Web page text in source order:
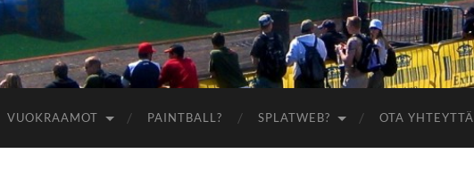
VUOKRAAMOT PAINTBALL? SPLATWEB? OTA YHTEYTTÄ